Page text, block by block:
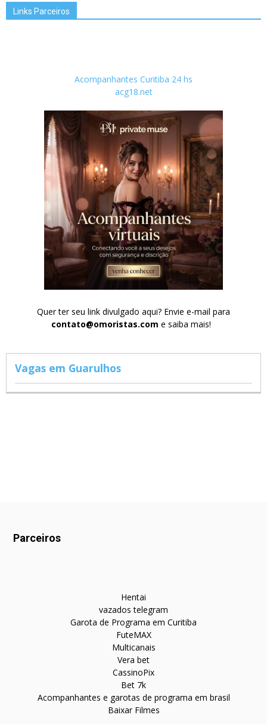
Links Parceiros
Acompanhantes Curitiba 24 hs
acg18.net
Quer ter seu link divulgado aqui? Envie e-mail para
contato@omoristas.com e saiba mais!
Vagas em Guarulhos
Parceiros
Hentai
vazados telegram
Garota de Programa em Curitiba
FuteMAX
Multicanais
Vera bet
CassinoPix
Bet 7k
Acompanhantes e garotas de programa em brasil
Baixar Filmes